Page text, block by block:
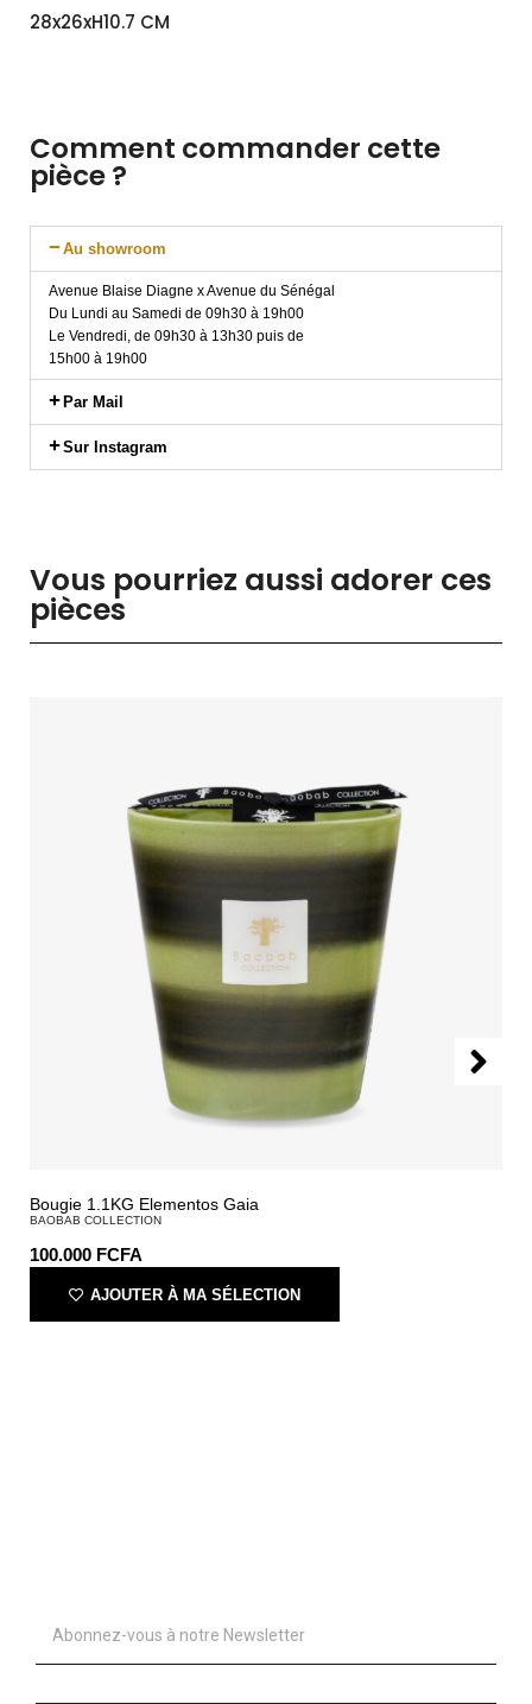
28x26xH10.7 CM
Comment commander cette
pièce ?
Au showroom
Avenue Blaise Diagne x Avenue du Sénégal
Du Lundi au Samedi de 09h30 à 19h00
Le Vendredi, de 09h30 à 13h30 puis de
15h00 à 19h00
Par Mail
Sur Instagram
Vous pourriez aussi adorer ces
pièces
Bougie 1.1KG Elementos Gaia
BAOBAB COLLECTION
100.000 FCFA
AJOUTER À MA SÉLECTION